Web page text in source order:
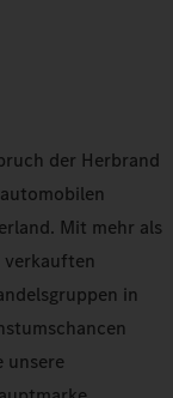
der Herbrand
Mit mehr als
in
unsere